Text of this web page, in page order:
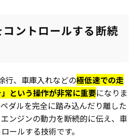
ントロールする断続
行、車庫入れなどの極低速での走
という操作が非常に重要になりま
ダルを完全に踏み込んだり離した
ンジンの動力を断続的に伝え、車
ールする技術です。